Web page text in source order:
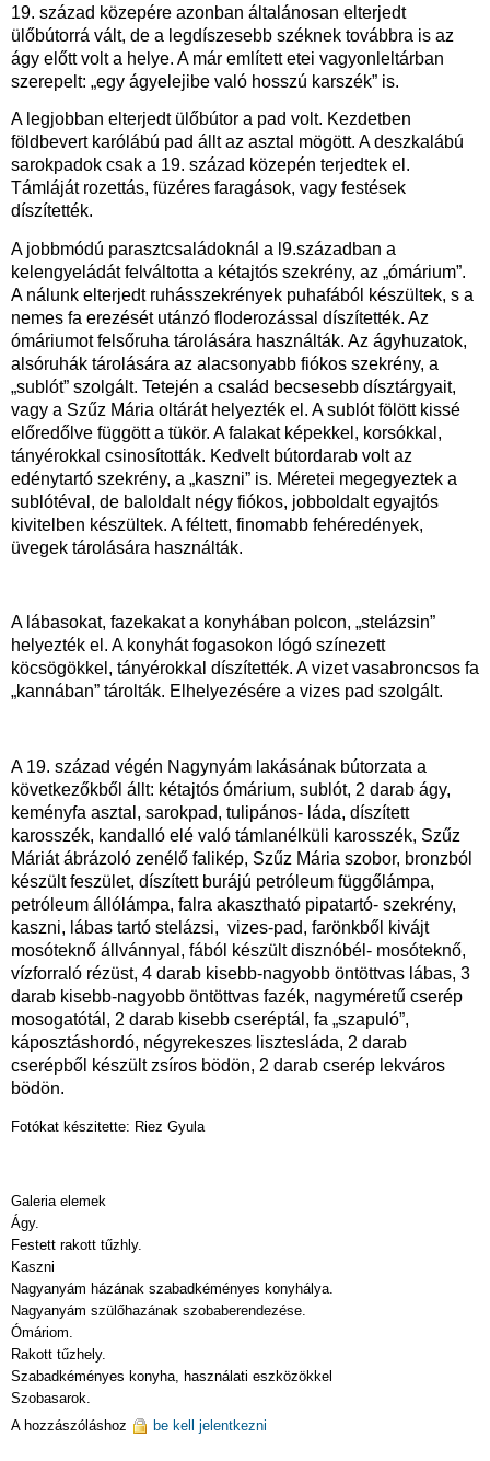
19. század közepére azonban általánosan elterjedt
ülőbútorrá vált, de a legdíszesebb széknek továbbra is az
ágy előtt volt a helye. A már említett etei vagyonleltárban
szerepelt: „egy ágyelejibe való hosszú karszék” is.
A legjobban elterjedt ülőbútor a pad volt. Kezdetben
földbevert karólábú pad állt az asztal mögött. A deszkalábú
sarokpadok csak a 19. század közepén terjedtek el.
Támláját rozettás, füzéres faragások, vagy festések
díszítették.
A jobbmódú parasztcsaládoknál a l9.században a
kelengyeládát felváltotta a kétajtós szekrény, az „ómárium”.
A nálunk elterjedt ruhásszekrények puhafából készültek, s a
nemes fa erezését utánzó floderozással díszítették. Az
ómáriumot felsőruha tárolására használták. Az ágyhuzatok,
alsóruhák tárolására az alacsonyabb fiókos szekrény, a
„sublót” szolgált. Tetején a család becsesebb dísztárgyait,
vagy a Szűz Mária oltárát helyezték el. A sublót fölött kissé
előredőlve függött a tükör. A falakat képekkel, korsókkal,
tányérokkal csinosították. Kedvelt bútordarab volt az
edénytartó szekrény, a „kaszni” is. Méretei megegyeztek a
sublótéval, de baloldalt négy fiókos, jobboldalt egyajtós
kivitelben készültek. A féltett, finomabb fehéredények,
üvegek tárolására használták.
A lábasokat, fazekakat a konyhában polcon, „stelázsin”
helyezték el. A konyhát fogasokon lógó színezett
köcsögökkel, tányérokkal díszítették. A vizet vasabroncsos fa
„kannában” tárolták. Elhelyezésére a vizes pad szolgált.
A 19. század végén Nagynyám lakásának bútorzata a
következőkből állt: kétajtós ómárium, sublót, 2 darab ágy,
keményfa asztal, sarokpad, tulipános- láda, díszített
karosszék, kandalló elé való támlanélküli karosszék, Szűz
Máriát ábrázoló zenélő falikép, Szűz Mária szobor, bronzból
készült feszület, díszített burájú petróleum függőlámpa,
petróleum állólámpa, falra akasztható pipatartó- szekrény,
kaszni, lábas tartó stelázsi, vizes-pad, farönkből kivájt
mosóteknő állvánnyal, fából készült disznóbél- mosóteknő,
vízforraló rézüst, 4 darab kisebb-nagyobb öntöttvas lábas, 3
darab kisebb-nagyobb öntöttvas fazék, nagyméretű cserép
mosogatótál, 2 darab kisebb cseréptál, fa „szapuló”,
káposztáshordó, négyrekeszes lisztesláda, 2 darab
cserépből készült zsíros bödön, 2 darab cserép lekváros
bödön.
Fotókat készitette: Riez Gyula
Galeria elemek
Ágy.
Festett rakott tűzhly.
Kaszni
Nagyanyám házának szabadkéményes konyhálya.
Nagyanyám szülőhazának szobaberendezése.
Ómáriom.
Rakott tűzhely.
Szabadkéményes konyha, használati eszközökkel
Szobasarok.
A hozzászóláshoz
be kell jelentkezni